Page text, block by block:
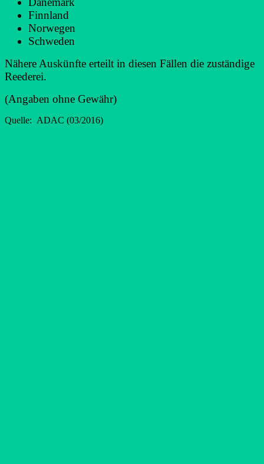
Finnland
Norwegen
Schweden
Nähere Auskünfte erteilt in diesen Fällen die zuständige
Reederei.
(Angaben ohne Gewähr)
Quelle: ADAC (03/2016)